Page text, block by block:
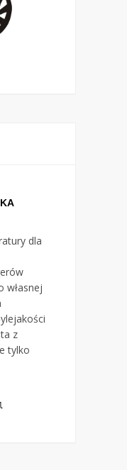
dla
własnej
z
tylko